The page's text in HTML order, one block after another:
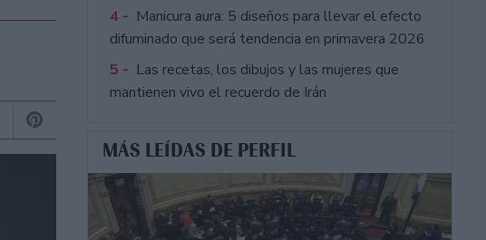
4 - Manicura aura: 5 diseños para llevar el efecto
difuminado que será tendencia en primavera 2026
5 - Las recetas, los dibujos y las mujeres que
mantienen vivo el recuerdo de Irán
MÁS LEÍDAS DE PERFIL